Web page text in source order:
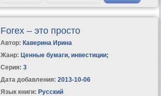
Forex – это просто
Автор: Каверина Ирина
Жанр: Ценные бумаги, инвестиции;
Серия: 3
Дата добавления: 2013-10-06
Язык книги: Русский